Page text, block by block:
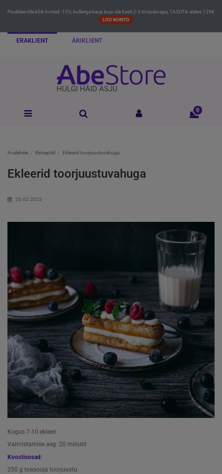
Püsikliendile kõik tooted -15%, kulleriga kaup koju üle Eesti 2-3 tööpäevaga, TASUTA alates 129€
LOO KONTO
ERAKLIENT ÄRIKLIENT
HULGI HÄID ASJU
0
Avalehele Retseptid Ekleerid toorjuustuvahuga
Ekleerid toorjuustuvahuga
25.02.2022
Kogus 7-10 ekleeri
Valmistamise aeg: 20 minutit
Koostisosad:
250 g toasooja toorjuustu